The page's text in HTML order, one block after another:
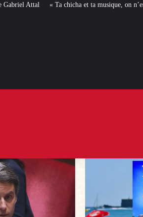
et ta musique, on n’en veut pas » : la mairie RN